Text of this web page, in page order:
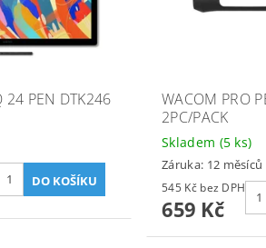
24 PEN DTK246
WACOM PRO
2PC/PACK
Skladem (5 ks)
Záruka: 12 měsíců
545 Kč bez DPH
659 Kč